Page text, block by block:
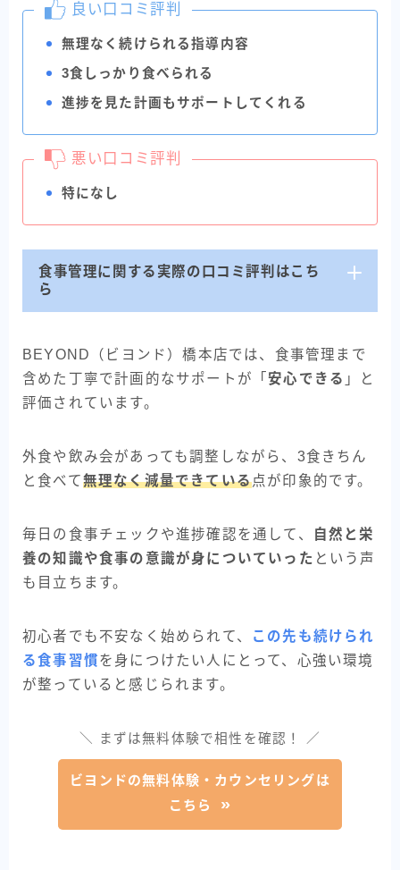
良い口コミ評判
無理なく続けられる指導内容
3食しっかり食べられる
進捗を見た計画もサポートしてくれる
悪い口コミ評判
特になし
食事管理に関する実際の口コミ評判はこち
ら
BEYOND（ビヨンド）橋本店では、食事管理まで
含めた丁寧で計画的なサポートが「安心できる 」と
評価されています。
外食や飲み会があっても調整しながら、3食きちん
と食べて無理なく減量できている点が印象的です。
毎日の食事チェックや進捗確認を通して、
自然と栄
養の知識や食事の意識が身についていった という声
も目立ちます。
初心者でも不安なく始められて、
この先も続けられ
る食事習慣を身につけたい人にとって、心強い環境
が整っていると感じられます。
＼ まずは無料体験で相性を確認！ ／
ビヨンドの無料体験・カウンセリングは
こちら